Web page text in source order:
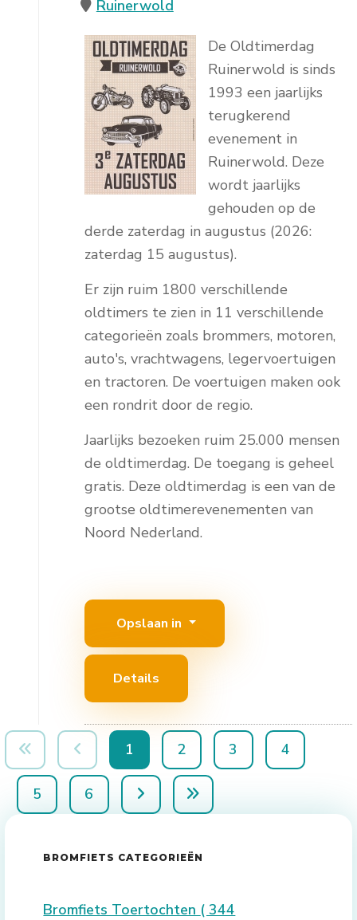
Ruinerwold
De Oldtimerdag
Ruinerwold is sinds
1993 een jaarlijks
terugkerend
evenement in
Ruinerwold. Deze
wordt jaarlijks
gehouden op de
derde zaterdag in augustus (2026:
zaterdag 15 augustus).
Er zijn ruim 1800 verschillende
oldtimers te zien in 11 verschillende
categorieën zoals brommers, motoren,
auto's, vrachtwagens, legervoertuigen
en tractoren. De voertuigen maken ook
een rondrit door de regio.
Jaarlijks bezoeken ruim 25.000 mensen
de oldtimerdag. De toegang is geheel
gratis. Deze oldtimerdag is een van de
grootse oldtimerevenementen van
Noord Nederland.
Opslaan in
Details
1 2 3 4
5 6
BROMFIETS CATEGORIEËN
Bromfiets Toertochten ( 344